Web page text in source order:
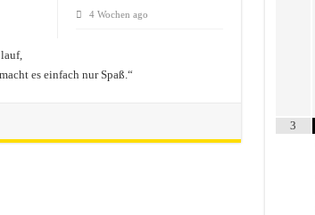
4 Wochen ago
es einfach nur Spaß.“
3